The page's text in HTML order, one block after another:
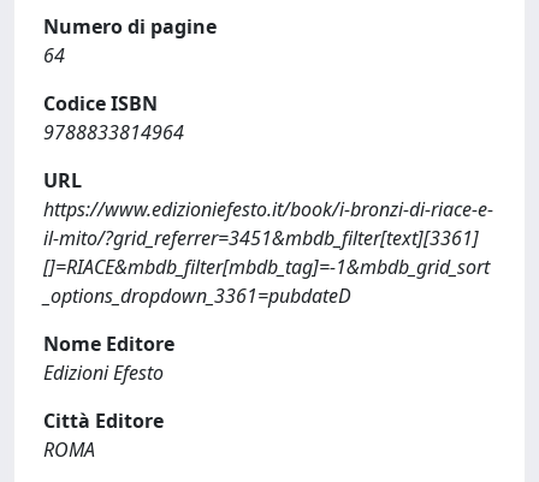
Numero di pagine
64
Codice ISBN
9788833814964
URL
https://www.edizioniefesto.it/book/i-bronzi-di-riace-e-
il-mito/?grid_referrer=3451&mbdb_filter[text][3361]
[]=RIACE&mbdb_filter[mbdb_tag]=-1&mbdb_grid_sort
_options_dropdown_3361=pubdateD
Nome Editore
Edizioni Efesto
Città Editore
ROMA